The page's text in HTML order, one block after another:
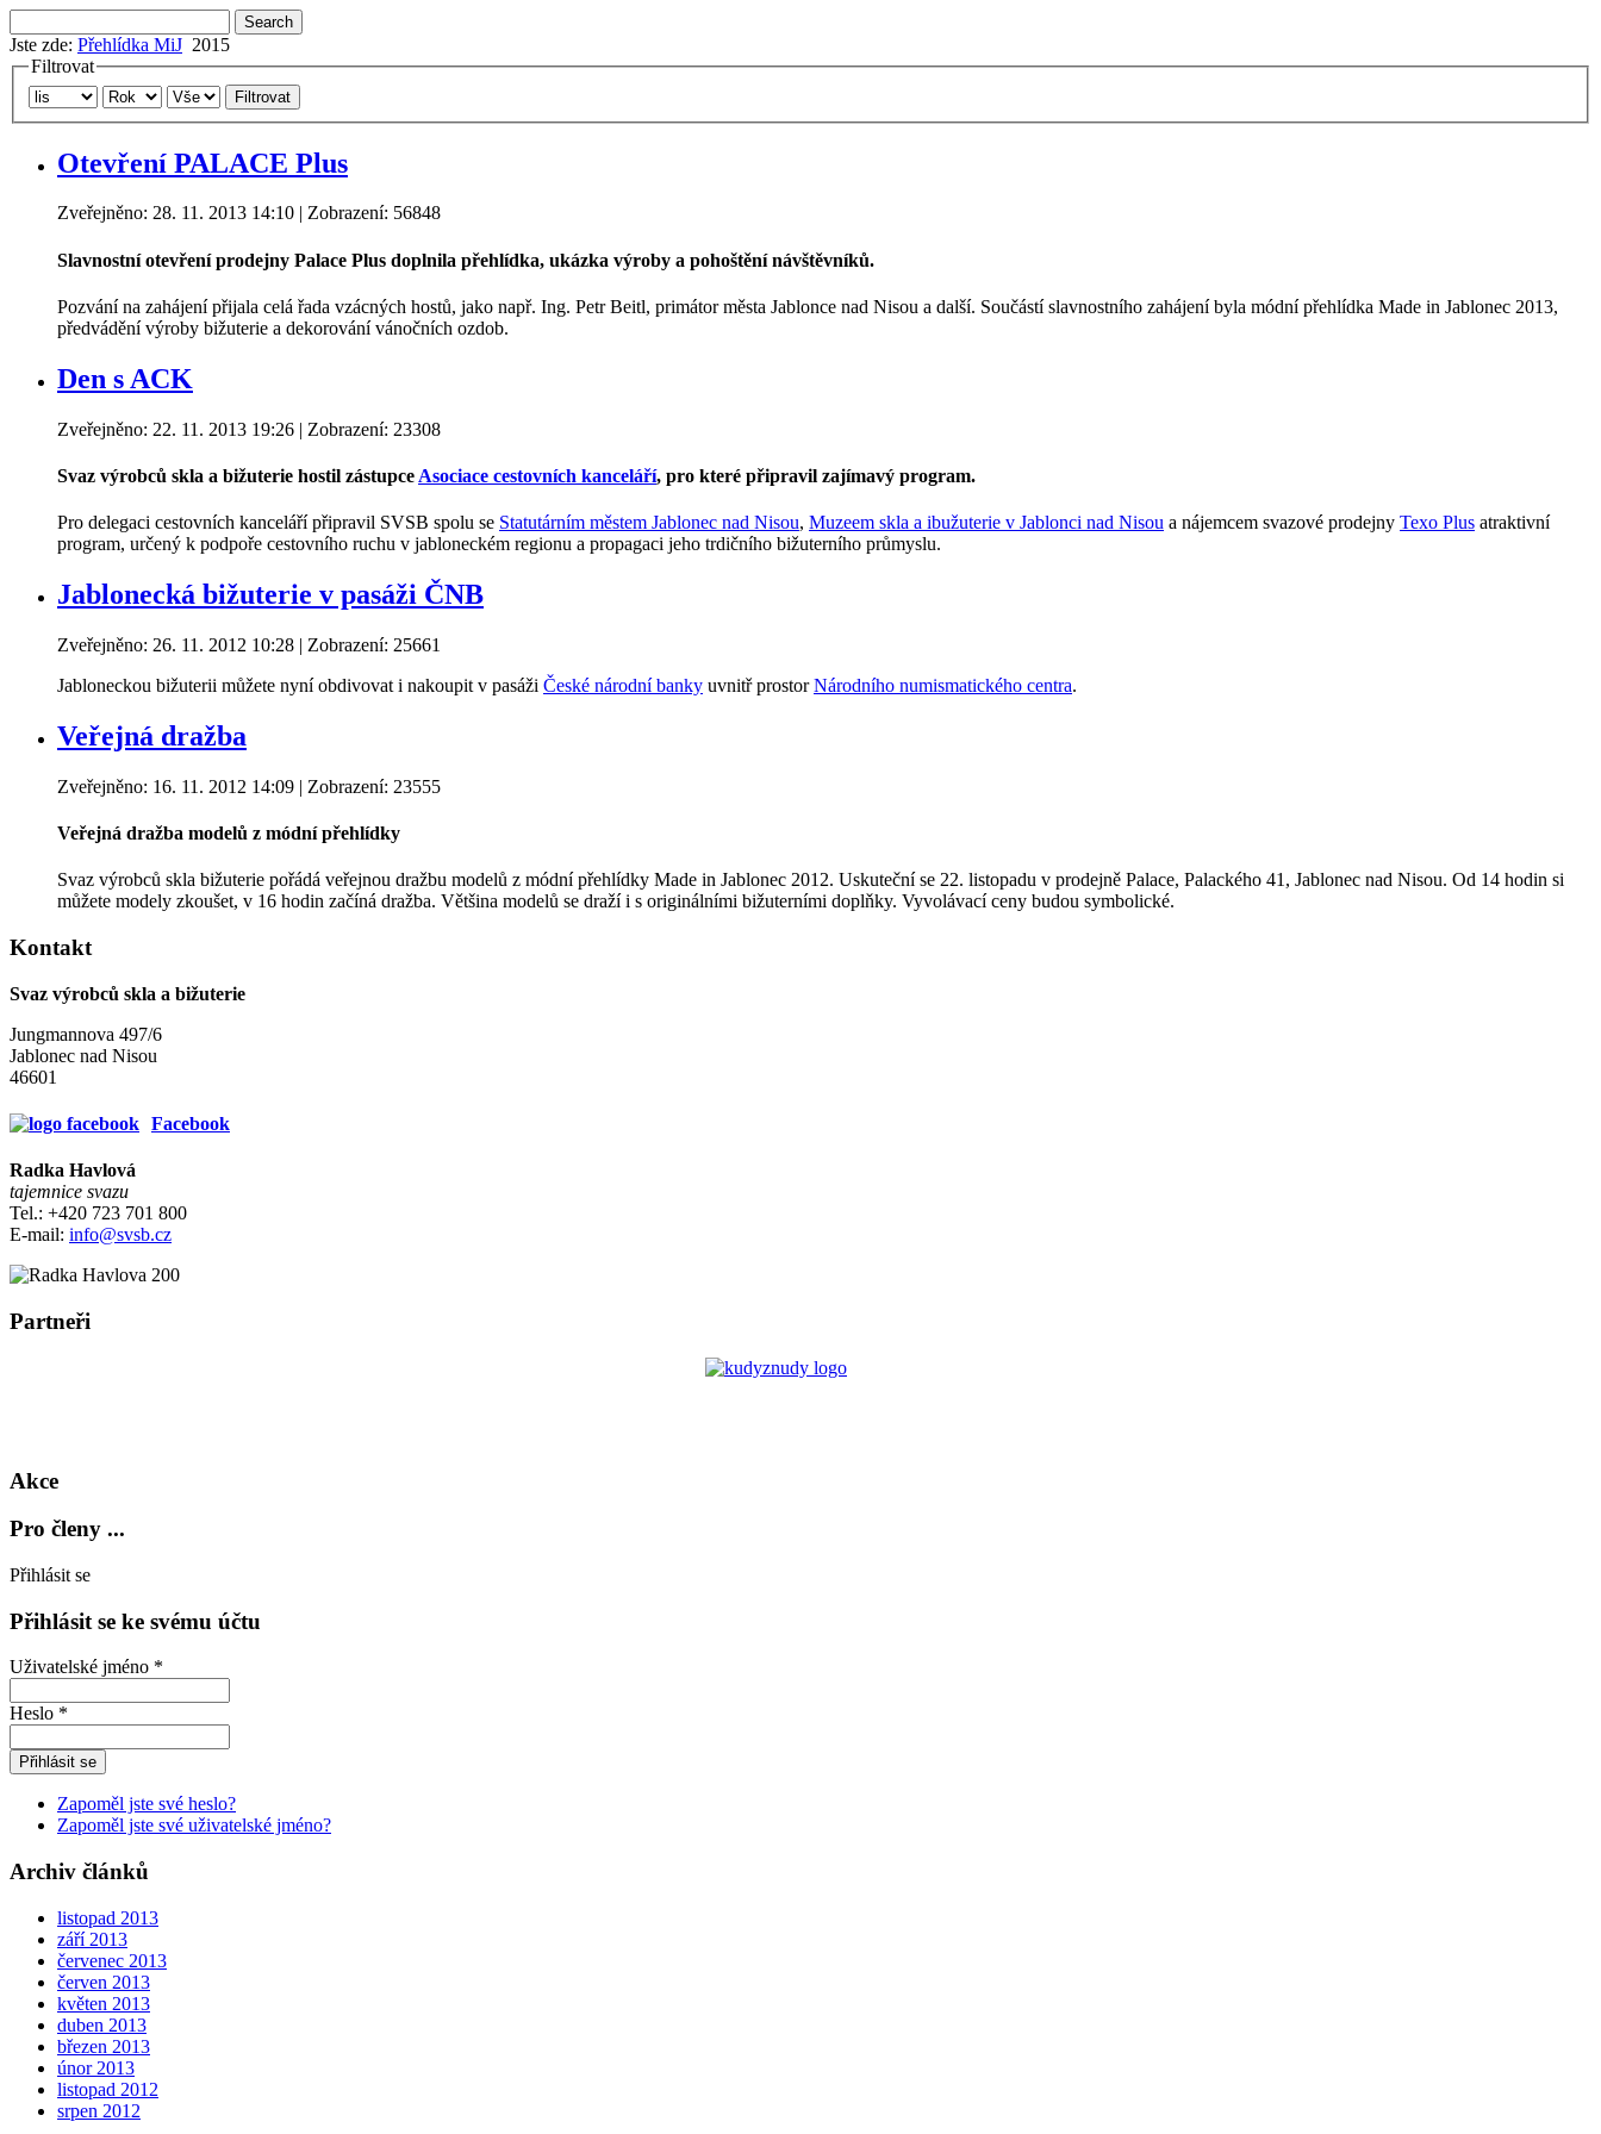
Jste zde: Přehlídka MiJ 2015
Filtrovat
Filtrovat
Otevření PALACE Plus
Zveřejněno: 28. 11. 2013 14:10 | Zobrazení: 56848
Slavnostní otevření prodejny Palace Plus doplnila přehlídka, ukázka výroby a pohoštění návštěvníků.
Pozvání na zahájení přijala celá řada vzácných hostů, jako např. Ing. Petr Beitl, primátor města Jablonce nad Nisou a další. Součástí slavnostního zahájení byla módní přehlídka Made in Jablonec 2013,
předvádění výroby bižuterie a dekorování vánočních ozdob.
Den s ACK
Zveřejněno: 22. 11. 2013 19:26 | Zobrazení: 23308
Svaz výrobců skla a bižuterie hostil zástupce Asociace cestovních kanceláří, pro které připravil zajímavý program.
Pro delegaci cestovních kanceláří připravil SVSB spolu se Statutárním městem Jablonec nad Nisou, Muzeem skla a ibužuterie v Jablonci nad Nisou a nájemcem svazové prodejny Texo Plus atraktivní
program, určený k podpoře cestovního ruchu v jabloneckém regionu a propagaci jeho trdičního bižuterního průmyslu.
Jablonecká bižuterie v pasáži ČNB
Zveřejněno: 26. 11. 2012 10:28 | Zobrazení: 25661
Jabloneckou bižuterii můžete nyní obdivovat i nakoupit v pasáži České národní banky uvnitř prostorNárodního numismatického centra.
Veřejná dražba
Zveřejněno: 16. 11. 2012 14:09 | Zobrazení: 23555
Veřejná dražba modelů z módní přehlídky
Svaz výrobců skla bižuterie pořádá veřejnou dražbu modelů z módní přehlídky Made in Jablonec 2012. Uskuteční se 22. listopadu v prodejně Palace, Palackého 41, Jablonec nad Nisou. Od 14 hodin si
můžete modely zkoušet, v 16 hodin začíná dražba. Většina modelů se draží i s originálními bižuterními doplňky. Vyvolávací ceny budou symbolické.
Kontakt
Svaz výrobců skla a bižuterie
Jungmannova 497/6
Jablonec nad Nisou
46601
Facebook
Radka Havlová
tajemnice svazu
Tel.: +420 723 701 800
E-mail: info@svsb.cz
Partneři
Akce
Pro členy ...
Přihlásit se
Přihlásit se ke svému účtu
Uživatelské jméno *
Heslo *
Zapoměl jste své heslo?
Zapoměl jste své uživatelské jméno?
Archiv článků
listopad 2013
září 2013
červenec 2013
červen 2013
květen 2013
duben 2013
březen 2013
únor 2013
listopad 2012
srpen 2012